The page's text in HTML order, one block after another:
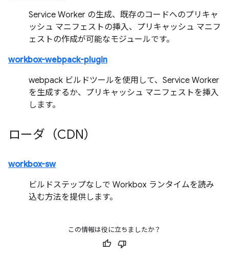
Service Worker の生成、既存のコードへのプリキャ
ッシュ マニフェストの挿入、プリキャッシュ マニフ
ェストの作成が可能なモジュールです。
workbox-webpack-plugin
webpack ビルドツールを使用して、Service Worker
を生成するか、プリキャッシュ マニフェストを挿入
します。
ローダ（CDN）
workbox-sw
ビルドステップなしで Workbox ランタイムを読み
込む方法を提供します。
この情報は役に立ちましたか？